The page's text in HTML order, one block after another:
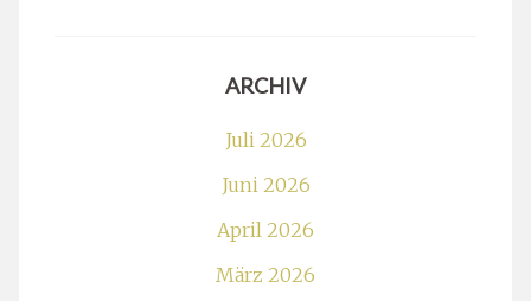
ARCHIV
Juli 2026
Juni 2026
April 2026
März 2026